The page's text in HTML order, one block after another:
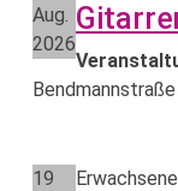
Aug.
2026
19
Erwachsene